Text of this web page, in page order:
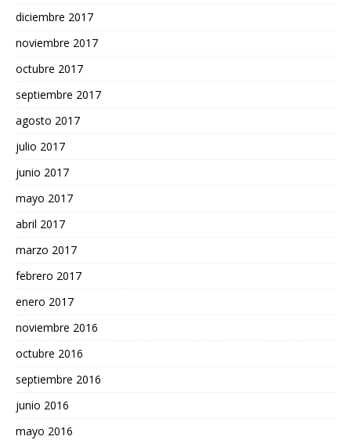
diciembre 2017
noviembre 2017
octubre 2017
septiembre 2017
agosto 2017
julio 2017
junio 2017
mayo 2017
abril 2017
marzo 2017
febrero 2017
enero 2017
noviembre 2016
octubre 2016
septiembre 2016
junio 2016
mayo 2016